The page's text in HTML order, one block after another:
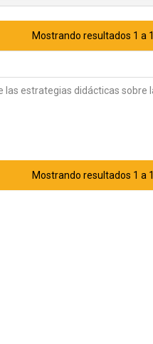
Mostrando resultados 1 a
las estrategias didácticas
Mostrando resultados 1 a